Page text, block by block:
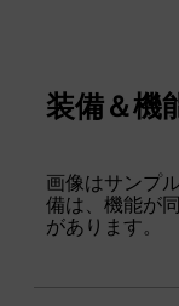
装備＆機
画像はサンプ
備は、機能が
があります。